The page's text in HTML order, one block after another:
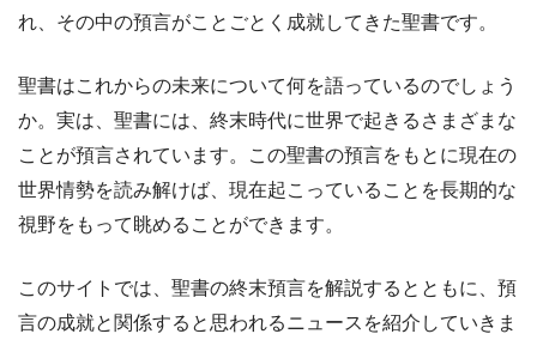
れ、その中の預言がことごとく成就してきた聖書です。
聖書はこれからの未来について何を語っているのでしょう
か。実は、聖書には、終末時代に世界で起きるさまざまな
ことが預言されています。この聖書の預言をもとに現在の
世界情勢を読み解けば、現在起こっていることを長期的な
視野をもって眺めることができます。
このサイトでは、聖書の終末預言を解説するとともに、預
言の成就と関係すると思われるニュースを紹介していきま